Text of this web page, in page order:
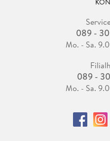
089 -
Mo. - Sa.
089 -
Mo. - Sa.